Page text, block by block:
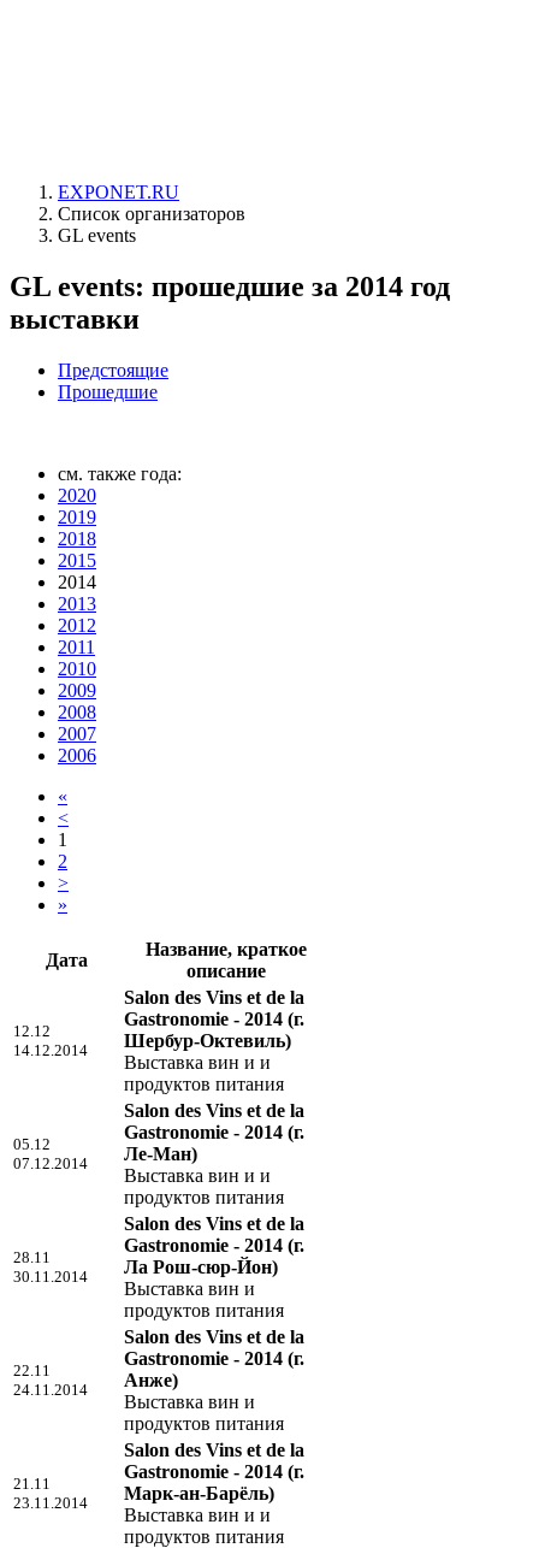
EXPONET.RU
Список организаторов
GL events
GL events: прошедшие за 2014 год
выставки
Предстоящие
Прошедшие
см. также года:
2020
2019
2018
2015
2014
2013
2012
2011
2010
2009
2008
2007
2006
«
<
1
2
>
»
Дата
Название, краткое
описание
12.12
14.12.2014
Salon des Vins et de la
Gastronomie - 2014 (г.
Шербур-Октевиль)
Выставка вин и и
продуктов питания
05.12
07.12.2014
Salon des Vins et de la
Gastronomie - 2014 (г.
Ле-Ман)
Выставка вин и и
продуктов питания
28.11
30.11.2014
Salon des Vins et de la
Gastronomie - 2014 (г.
Ла Рош-сюр-Йон)
Выставка вин и
продуктов питания
22.11
24.11.2014
Salon des Vins et de la
Gastronomie - 2014 (г.
Анже)
Выставка вин и
продуктов питания
21.11
23.11.2014
Salon des Vins et de la
Gastronomie - 2014 (г.
Марк-ан-Барёль)
Выставка вин и и
продуктов питания